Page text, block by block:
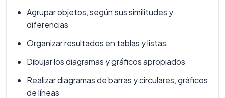
Agrupar objetos, según sus similitudes y
diferencias
Organizar resultados en tablas y listas
Dibujar los diagramas y gráficos apropiados
Realizar diagramas de barras y circulares, gráficos
de líneas